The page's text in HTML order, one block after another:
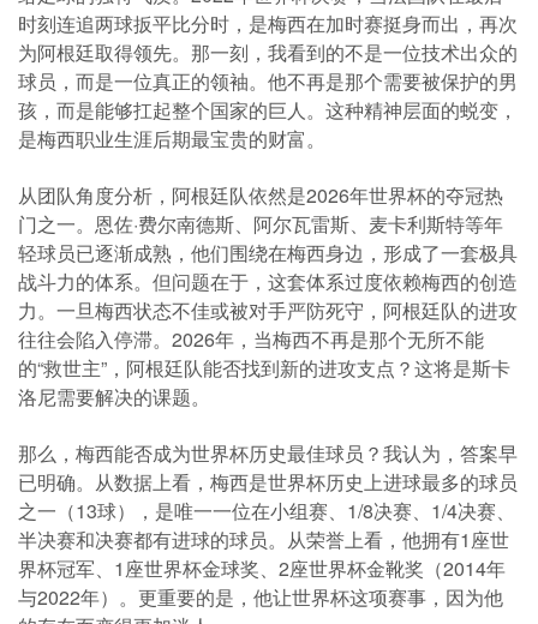
时刻连追两球扳平比分时，是梅西在加时赛挺身而出，再次
为阿根廷取得领先。那一刻，我看到的不是一位技术出众的
球员，而是一位真正的领袖。他不再是那个需要被保护的男
孩，而是能够扛起整个国家的巨人。这种精神层面的蜕变，
是梅西职业生涯后期最宝贵的财富。
从团队角度分析，阿根廷队依然是2026年世界杯的夺冠热
门之一。恩佐·费尔南德斯、阿尔瓦雷斯、麦卡利斯特等年
轻球员已逐渐成熟，他们围绕在梅西身边，形成了一套极具
战斗力的体系。但问题在于，这套体系过度依赖梅西的创造
力。一旦梅西状态不佳或被对手严防死守，阿根廷队的进攻
往往会陷入停滞。2026年，当梅西不再是那个无所不能
的“救世主”，阿根廷队能否找到新的进攻支点？这将是斯卡
洛尼需要解决的课题。
那么，梅西能否成为世界杯历史最佳球员？我认为，答案早
已明确。从数据上看，梅西是世界杯历史上进球最多的球员
之一（13球），是唯一一位在小组赛、1/8决赛、1/4决赛、
半决赛和决赛都有进球的球员。从荣誉上看，他拥有1座世
界杯冠军、1座世界杯金球奖、2座世界杯金靴奖（2014年
与2022年）。更重要的是，他让世界杯这项赛事，因为他